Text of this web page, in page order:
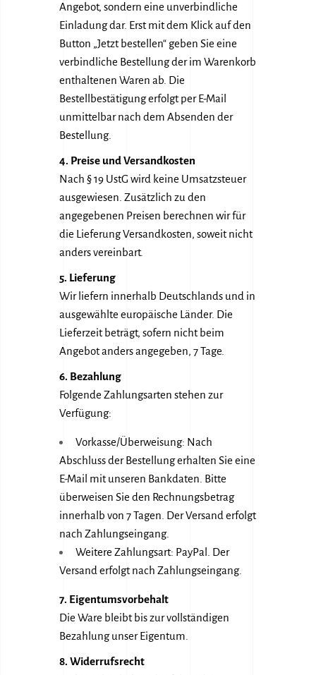
Angebot, sondern eine unverbindliche
Einladung dar. Erst mit dem Klick auf den
Button „Jetzt bestellen“ geben Sie eine
verbindliche Bestellung der im Warenkorb
enthaltenen Waren ab. Die
Bestellbestätigung erfolgt per E-Mail
unmittelbar nach dem Absenden der
Bestellung.
4. Preise und Versandkosten
Nach § 19 UstG wird keine Umsatzsteuer
ausgewiesen. Zusätzlich zu den
angegebenen Preisen berechnen wir für
die Lieferung Versandkosten, soweit nicht
anders vereinbart.
5. Lieferung
Wir liefern innerhalb Deutschlands und in
ausgewählte europäische Länder. Die
Lieferzeit beträgt, sofern nicht beim
Angebot anders angegeben, 7 Tage.
6. Bezahlung
Folgende Zahlungsarten stehen zur
Verfügung:
Vorkasse/Überweisung: Nach
Abschluss der Bestellung erhalten Sie eine
E-Mail mit unseren Bankdaten. Bitte
überweisen Sie den Rechnungsbetrag
innerhalb von 7 Tagen. Der Versand erfolgt
nach Zahlungseingang.
Weitere Zahlungsart: PayPal. Der
Versand erfolgt nach Zahlungseingang.
7. Eigentumsvorbehalt
Die Ware bleibt bis zur vollständigen
Bezahlung unser Eigentum.
8. Widerrufsrecht